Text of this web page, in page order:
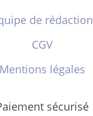
de rédaction
CGV
Mentions légales
sécurisé